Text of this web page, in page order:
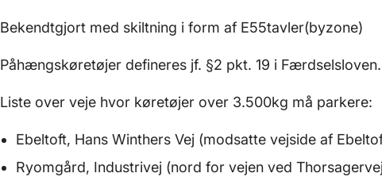
Bekendtgjort med skiltning i form af E55tavler(byzone)
Påhængskøretøjer defineres jf. §2 pkt. 19 i Færdselsloven.
Liste over veje hvor køretøjer over 3.500kg må parkere:
Ebeltoft, Hans Winthers Vej (modsatte vejside af
Ryomgård, Industrivej (nord for vejen ved